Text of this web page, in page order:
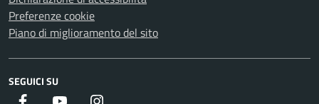
Preferenze cookie
Piano di miglioramento del sito
SEGUICI SU
Facebook Youtube